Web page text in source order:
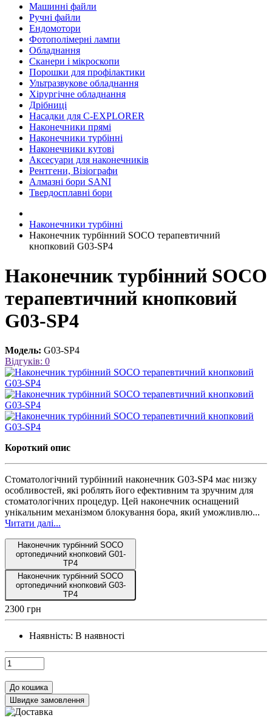
Машинні файли
Ручні файли
Ендомотори
Фотополімерні лампи
Обладнання
Сканери і мікроскопи
Порошки для профілактики
Ультразвукове обладнання
Хірургічне обладнання
Дрібниці
Насадки для C-EXPLORER
Наконечники прямі
Наконечники турбінні
Наконечники кутові
Аксесуари для наконечників
Рентгени, Візіографи
Алмазні бори SANI
Твердосплавні бори
Наконечники турбінні
Наконечник турбінний SOCO терапевтичний
кнопковий G03-SP4
Наконечник турбінний SOCO
терапевтичний кнопковий
G03-SP4
Модель: G03-SP4
Відгуків: 0
Короткий опис
Стоматологічний турбінний наконечник G03-SP4 має низку
особливостей, які роблять його ефективним та зручним для
стоматологічних процедур. Цей наконечник оснащений
унікальним механізмом блокування бора, який уможливлю...
Читати далі...
Наконечник турбінний SOCO
ортопедичний кнопковий G01-
TP4
Наконечник турбінний SOCO
ортопедичний кнопковий G03-
TP4
2300 грн
Наявність: В наявності
До кошика
Швидке замовлення